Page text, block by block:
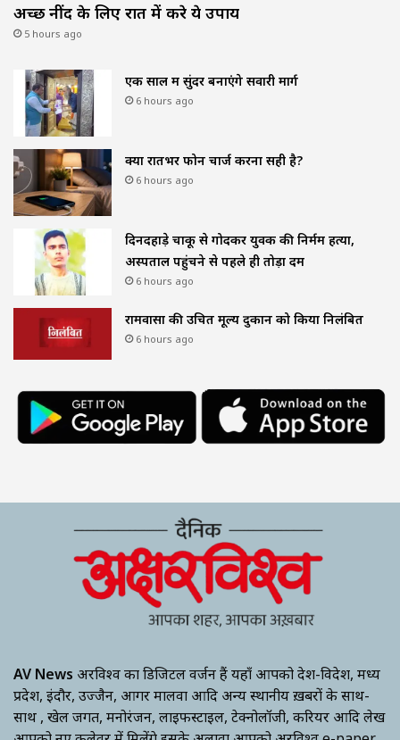
अच्छी नींद के लिए रात में करे ये उपाय
5 hours ago
एक साल में सुंदर बनाएंगे सवारी मार्ग
6 hours ago
क्या रातभर फोन चार्ज करना सही है?
6 hours ago
दिनदहाड़े चाकू से गोदकर युवक की निर्मम हत्या,
अस्पताल पहुंचने से पहले ही तोड़ा दम
6 hours ago
रामवासा की उचित मूल्य दुकान को किया निलंबित
6 hours ago
AV News अक्षरविश्व का डिजिटल वर्जन हैं यहाँ आपको देश-विदेश, मध्य
प्रदेश, इंदौर, उज्जैन, आगर मालवा आदि अन्य स्थानीय ख़बरों के साथ-
साथ , खेल जगत, मनोरंजन, लाइफस्टाइल, टेक्नोलॉजी, करियर आदि लेख